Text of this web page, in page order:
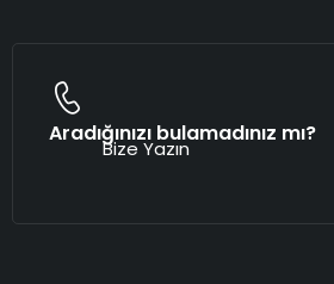
Aradığınızı bulamadınız mı?
Bize Yazın